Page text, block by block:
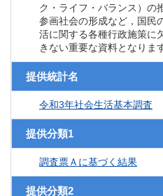
ク・ライフ・バランス）の
参画社会の形成など，国民
活に関する各種行政施策に
きない重要な資料となりま
提供統計名
令和3年社会生活基本調査
提供分類1
調査票Ａに基づく結果
提供分類2